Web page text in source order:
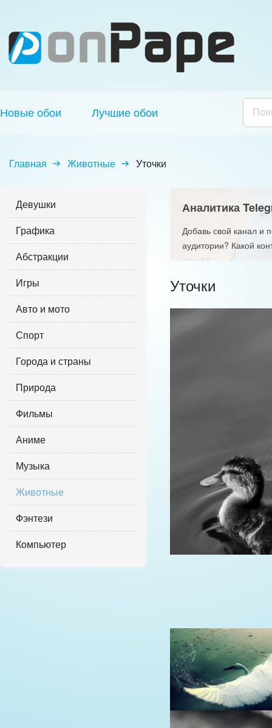
Новые обои Лучшие обои
Главная Животные Уточки
Девушки
Графика
Абстракции
Игры
Авто и мото
Спорт
Города и страны
Природа
Фильмы
Аниме
Музыка
Животные
Фэнтези
Компьютер
Аналитика
Добавь свой канал и
аудитории? Какой
Уточки